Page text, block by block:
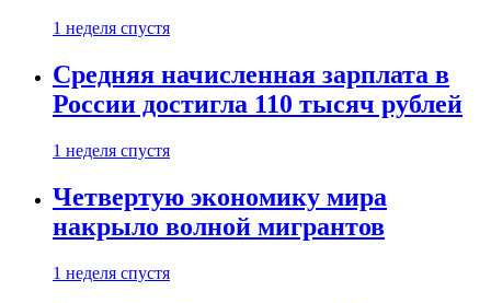
1 неделя спустя
Средняя начисленная зарплата в
России достигла 110 тысяч рублей
1 неделя спустя
Четвертую экономику мира
накрыло волной мигрантов
1 неделя спустя